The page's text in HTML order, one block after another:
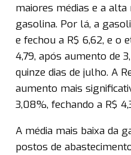
maiores médias e a
gasolina. Por lá, a
e fechou a R$ 6,62, e o
4,79, após aumento de
quinze dias de julho. A
aumento mais
3,08%, fechando a R$
A média mais baixa da
postos de